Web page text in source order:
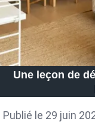
Une leçon de
Publié le 29 juin